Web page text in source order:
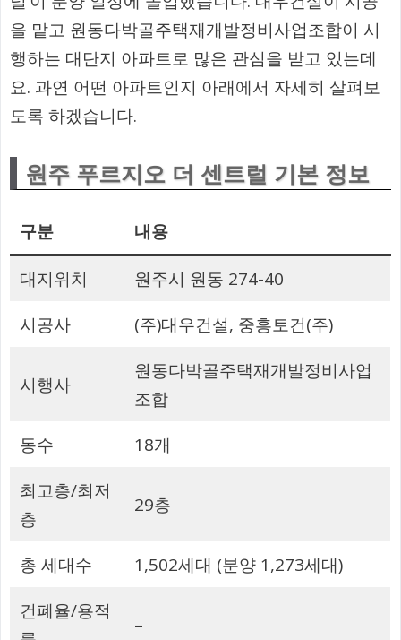
을 맡고 원동다박골주택재개발정비사업조합이 시
행하는 대단지 아파트로 많은 관심을 받고 있는데
요. 과연 어떤 아파트인지 아래에서 자세히 살펴보
도록 하겠습니다.
원주 푸르지오 더 센트럴 기본 정보
구분 내용
대지위치
원주시 원동 274-40
시공사
(주)대우건설, 중흥토건(주)
시행사
원동다박골주택재개발정비사업
조합
동수
18개
최고층/최저
층
29층
총 세대수
1,502세대 (분양 1,273세대)
건폐율/용적
–